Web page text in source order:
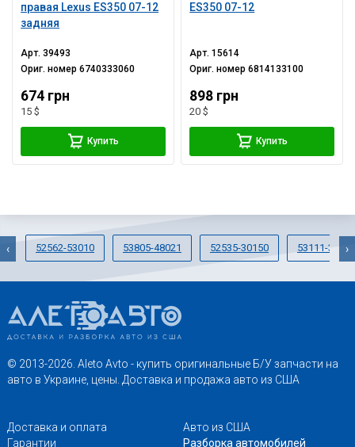
правая Lexus ES350 07-12
задняя
Арт.39493
Ориг. номер6740333060
674 грн
15 $
Купить
ES350 07-12
Арт.15614
Ориг. номер6814133100
898 грн
20 $
Купить
52562-53010 53805-48021 52535-30150 53111-33440
‹ ›
© 2013-2026. Aleto Avto - купить оригинальные Б/У запчасти на
авто в Украине, цены. Доставка и продажа авто из США
Доставка и оплата
Гарантии
Авто из США
Разборка автомобилей